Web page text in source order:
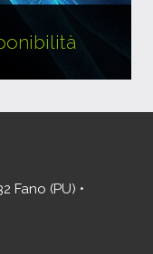
Fano (PU) •